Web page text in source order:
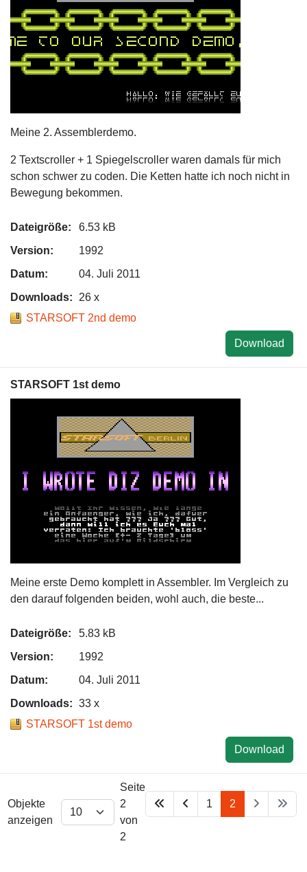
Meine 2. Assemblerdemo.
2 Textscroller + 1 Spiegelscroller waren damals für mich
schon schwer zu coden. Die Ketten hatte ich noch nicht in
Bewegung bekommen.
Dateigröße:
6.53 kB
Version:
1992
Datum:
04. Juli 2011
Downloads:
26 x
STARSOFT 2nd demo
Download
STARSOFT 1st demo
Meine erste Demo komplett in Assembler. Im Vergleich zu
den darauf folgenden beiden, wohl auch, die beste...
Dateigröße:
5.83 kB
Version:
1992
Datum:
04. Juli 2011
Downloads: 33 x
STARSOFT 1st demo
Download
Objekte
anzeigen
Seite
2
von
2
1 2